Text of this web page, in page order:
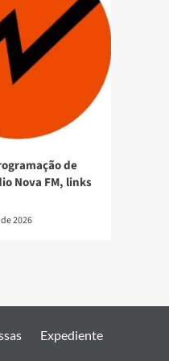
de
Nova FM, links
2026
Expediente